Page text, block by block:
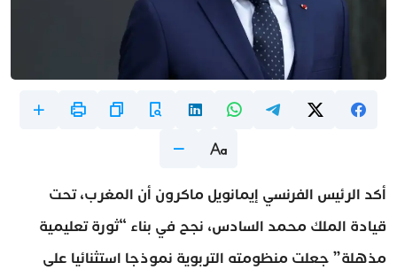
أكد الرئيس الفرنسي إيمانويل ماكرون أن المغرب، تحت
قيادة الملك محمد السادس، نجح في بناء “ثورة تعليمية
مذهلة” جعلت منظومته التربوية نموذجا استثنائيا على